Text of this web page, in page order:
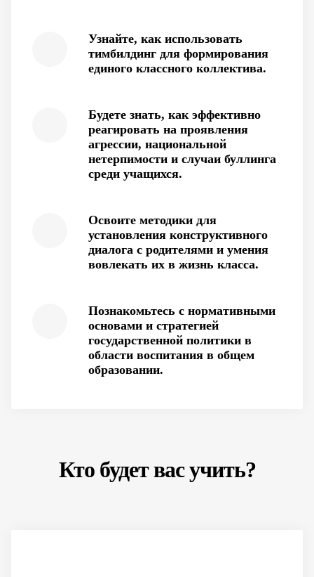
Узнайте, как использовать
тимбилдинг для формирования
единого классного коллектива.
Будете знать, как эффективно
реагировать на проявления
агрессии, национальной
нетерпимости и случаи буллинга
среди учащихся.
Освоите методики для
установления конструктивного
диалога с родителями и умения
вовлекать их в жизнь класса.
Познакомьтесь с нормативными
основами и стратегией
государственной политики в
области воспитания в общем
образовании.
Кто будет вас учить?